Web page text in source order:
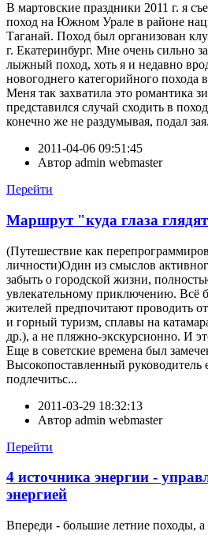
В мартовские праздники 2011 г. я
поход на Южном Урале в районе
Таганай. Поход был организован
г. Екатеринбург. Мне очень сильно
лыжный поход, хоть я и недавно
новогоднего категорийного похода
Меня так захватила это романтика
представился случай сходить в
конечно же не раздумывая, подал
2011-04-06 09:51:45
Автор admin webmaster
Перейти
Маршрут "куда глаза
(Путешествие как
личности)Один из смыслов
забыть о городской жизни,
увлекательному приключению. Всё
жителей предпочитают проводить
и горный туризм, сплавы на
др.), а не пляжно-экскурсионно. И
Еще в советские времена был
Высокопоставленный руководитель
подлечитьс...
2011-03-29 18:32:13
Автор admin webmaster
Перейти
4 источника энергии -
энергией
Впереди - большие летние походы, а